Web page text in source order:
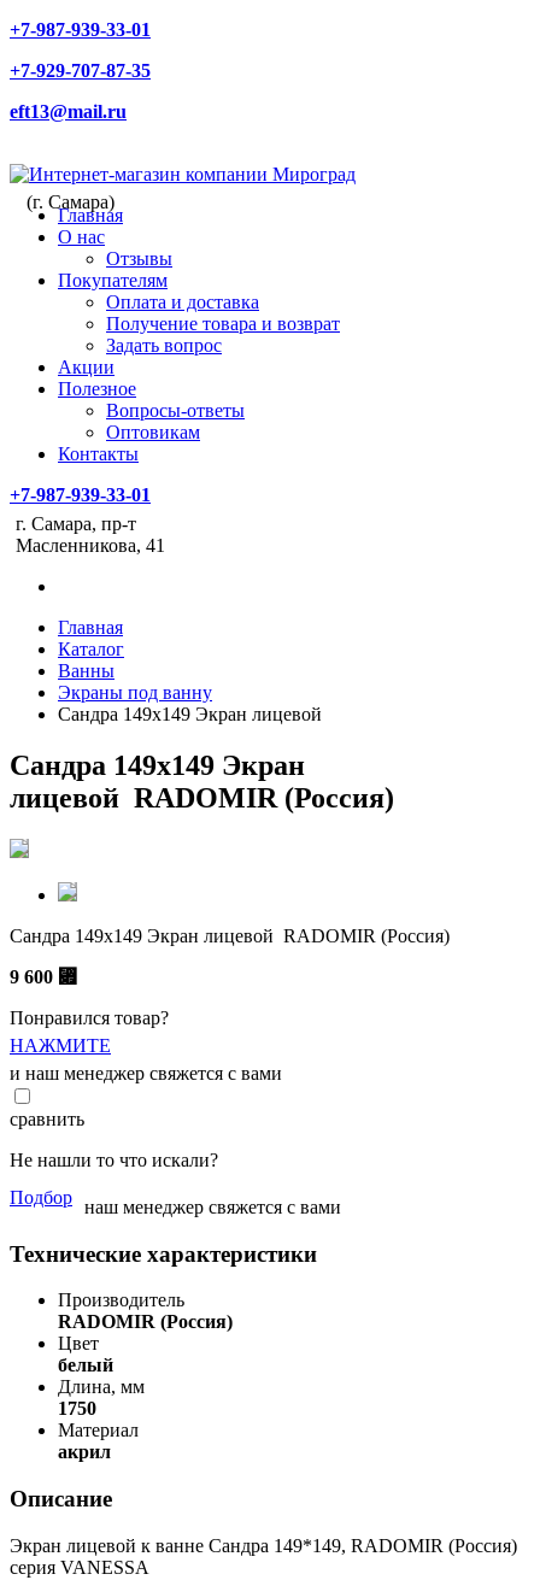
+7-987-939-33-01
+7-929-707-87-35
eft13@mail.ru
(г. Самара)
Главная
О нас
Отзывы
Покупателям
Оплата и доставка
Получение товара и возврат
Задать вопрос
Акции
Полезное
Вопросы-ответы
Оптовикам
Контакты
+7-987-939-33-01
г. Самара, пр-т
Масленникова, 41
Главная
Каталог
Ванны
Экраны под ванну
Сандра 149х149 Экран лицевой
Сандра 149х149 Экран
лицевой RADOMIR (Россия)
Сандра 149х149 Экран лицевой RADOMIR (Россия)
9 600 ⃏
Понравился товар?
НАЖМИТЕ
и наш менеджер свяжется с вами
сравнить
Не нашли то что искали?
Подбор наш менеджер свяжется с вами
Технические характеристики
Производитель
RADOMIR (Россия)
Цвет
белый
Длина, мм
1750
Материал
акрил
Описание
Экран лицевой к ванне Сандра 149*149, RADOMIR (Россия)
серия VANESSA